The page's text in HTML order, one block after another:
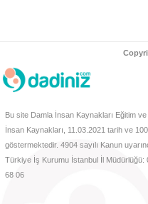
Bu site Damla İnsan Kaynakları Eğitim
İnsan Kaynakları, 11.03.2021 tarih ve
göstermektedir. 4904 sayılı Kanun
Türkiye İş Kurumu İstanbul İl
68 06